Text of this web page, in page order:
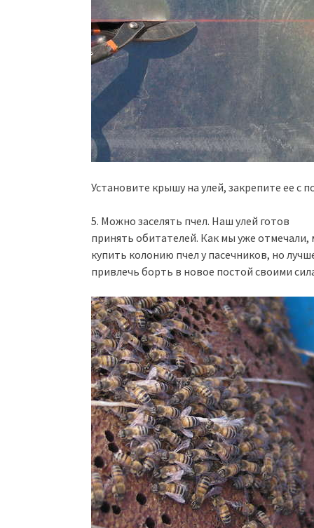
Установите крышу на улей, закрепите ее с
5. Можно заселять пчел. Наш улей готов
принять обитателей. Как мы уже
купить колонию пчел у пасечников, но
привлечь борть в новое постой своими